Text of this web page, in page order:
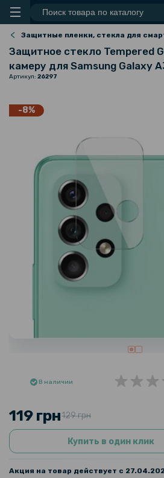
Защитные пленки, стекла для
Защитное стекло Tempered
камеру для Samsung Galaxy
Артикул: 26297
-8%
В наличии
119 грн129 грн
Купить в один клик
Акция на товар действует с